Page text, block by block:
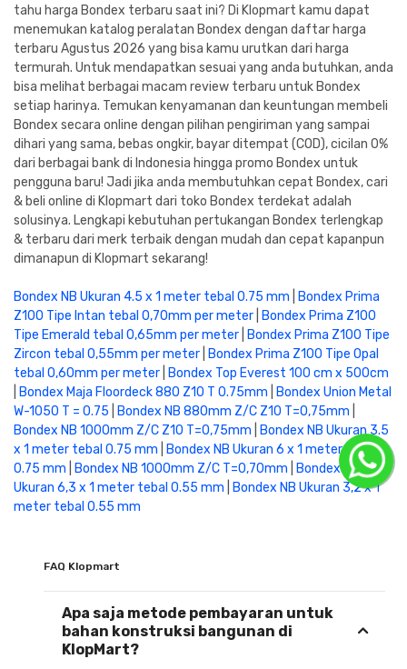
tahu harga Bondex terbaru saat ini? Di Klopmart kamu dapat
menemukan katalog peralatan Bondex dengan daftar harga
terbaru Agustus 2026 yang bisa kamu urutkan dari harga
termurah. Untuk mendapatkan sesuai yang anda butuhkan, anda
bisa melihat berbagai macam review terbaru untuk Bondex
setiap harinya. Temukan kenyamanan dan keuntungan membeli
Bondex secara online dengan pilihan pengiriman yang sampai
dihari yang sama, bebas ongkir, bayar ditempat (COD), cicilan 0%
dari berbagai bank di Indonesia hingga promo Bondex untuk
pengguna baru! Jadi jika anda membutuhkan cepat Bondex, cari
& beli online di Klopmart dari toko Bondex terdekat adalah
solusinya. Lengkapi kebutuhan pertukangan Bondex terlengkap
& terbaru dari merk terbaik dengan mudah dan cepat kapanpun
dimanapun di Klopmart sekarang!
Bondex NB Ukuran 4.5 x 1 meter tebal 0.75 mm
Bondex Prima
Z100 Tipe Intan tebal 0,70mm per meter
Bondex Prima Z100
Tipe Emerald tebal 0,65mm per meter
Bondex Prima Z100 Tipe
Zircon tebal 0,55mm per meter
Bondex Prima Z100 Tipe Opal
tebal 0,60mm per meter
Bondex Top Everest 100 cm x 500cm
Bondex Maja Floordeck 880 Z10 T 0.75mm
Bondex Union Metal
W-1050 T = 0.75
Bondex NB 880mm Z/C Z10 T=0,75mm
Bondex NB 1000mm Z/C Z10 T=0,75mm
Bondex NB Ukuran 3.5
x 1 meter tebal 0.75 mm
Bondex NB Ukuran 6 x 1 meter tebal
0.75 mm
Bondex NB 1000mm Z/C T=0,70mm
Bondex NB
Ukuran 6,3 x 1 meter tebal 0.55 mm
Bondex NB Ukuran 3,2 x 1
meter tebal 0.55 mm
FAQ Klopmart
Apa saja metode pembayaran untuk
bahan konstruksi bangunan di
KlopMart?